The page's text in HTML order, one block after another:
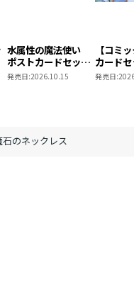
のネックレス
水属性の魔法使い
ポストカードセット
2
発売日:2026.10.15
【コミ
カード
き】恋
発売日: